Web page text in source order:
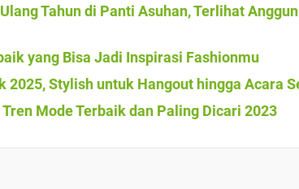
Tahun di Panti Asuhan, Terlihat
yang Bisa Jadi Inspirasi Fashionmu
2025, Stylish untuk Hangout hingga Acara
Mode Terbaik dan Paling Dicari 2023